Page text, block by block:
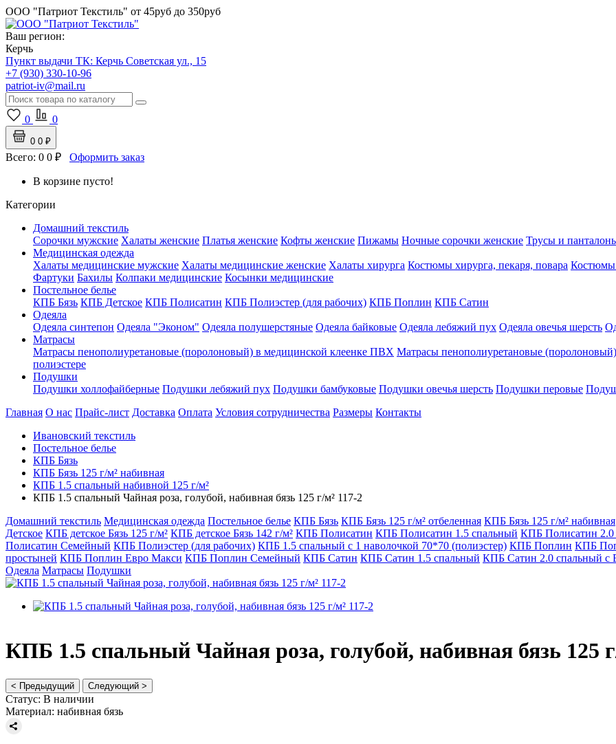
ООО "Патриот Текстиль" от 45руб до 350руб
Ваш регион:
Керчь
Пункт выдачи ТК: Керчь Советская ул., 15
+7 (930) 330-10-96
patriot-iv@mail.ru
0 0
0 0 ₽
Всего: 0 0 ₽ Оформить заказ
В корзине пусто!
Категории
Домашний текстиль
Сорочки мужские Халаты женские Платья женские Кофты женские Пижамы Ночные сорочки женские Трусы и
Медицинская одежда
Халаты медицинские мужские Халаты медицинские женские Халаты хирурга Костюмы хирурга, пекаря, повара Костюмы
Фартуки Бахилы Колпаки медицинские Косынки медицинские
Постельное белье
КПБ Бязь КПБ Детское КПБ Полисатин КПБ Полиэстер (для рабочих) КПБ Поплин КПБ Сатин
Одеяла
Одеяла синтепон Одеяла "Эконом" Одеяла полушерстяные Одеяла байковые Одеяла лебяжий пух Одеяла овечья шерсть
Матрасы
Матрасы пенополиуретановые (поролоновый) в медицинской клеенке ПВХ Матрасы пенополиуретановые (поролоновый)
полиэстере
Подушки
Подушки холлофайберные Подушки лебяжий пух Подушки бамбуковые Подушки овечья шерсть Подушки перовые
Главная О нас Прайс-лист Доставка Оплата Условия сотрудничества Размеры Контакты
Ивановский текстиль
Постельное белье
КПБ Бязь
КПБ Бязь 125 г/м² набивная
КПБ 1.5 спальный набивной 125 г/м²
КПБ 1.5 спальный Чайная роза, голубой, набивная бязь 125 г/м² 117-2
Домашний текстиль Медицинская одежда Постельное белье КПБ Бязь КПБ Бязь 125 г/м² отбеленная КПБ Бязь 125 г/м² набивная
Детское КПБ детское Бязь 125 г/м² КПБ детское Бязь 142 г/м² КПБ Полисатин КПБ Полисатин 1.5 спальный КПБ Полисатин 2.0
Полисатин Семейный КПБ Полиэстер (для рабочих) КПБ 1.5 спальный с 1 наволочкой 70*70 (полиэстер) КПБ Поплин КПБ
простыней КПБ Поплин Евро Макси КПБ Поплин Семейный КПБ Сатин КПБ Сатин 1.5 спальный КПБ Сатин 2.0 спальный с
Одеяла Матрасы Подушки
КПБ 1.5 спальный Чайная роза, голубой, набивная бязь 125
< Предыдущий Следующий >
Статус: В наличии
Материал: набивная бязь